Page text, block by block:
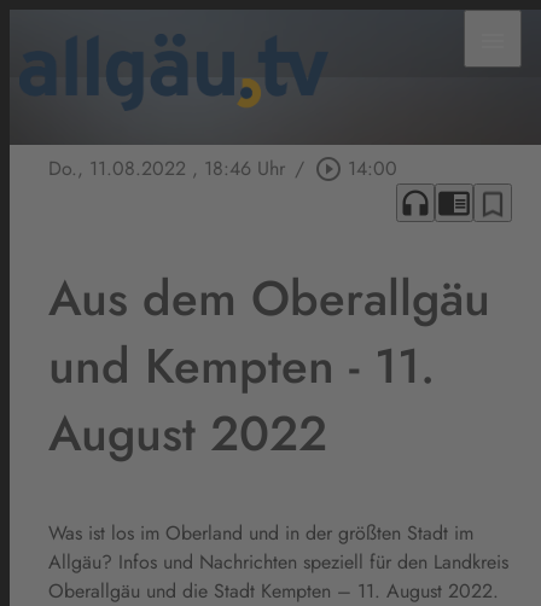
Do., 11.08.2022 , 18:46 Uhr / play_circle_outline 14:00
headphones chrome_reader_mode bookmark_border
Aus dem Oberallgäu
und Kempten - 11.
August 2022
Was ist los im Oberland und in der größten Stadt im
Allgäu? Infos und Nachrichten speziell für den Landkreis
Oberallgäu und die Stadt Kempten – 11. August 2022.